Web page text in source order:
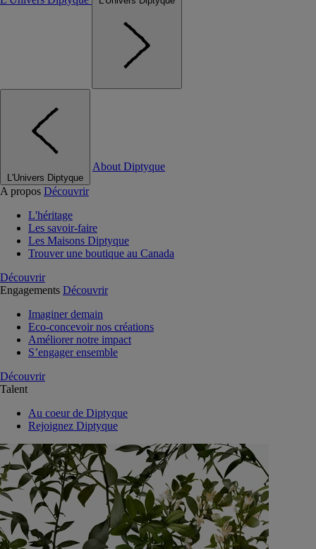
L'Univers Diptyque
About Diptyque
A propos Découvrir
L'héritage
Les savoir-faire
Les Maisons Diptyque
Trouver une boutique au Canada
Découvrir
Engagements Découvrir
Imaginer demain
Eco-concevoir nos créations
Améliorer notre impact
S’engager ensemble
Découvrir
Talent
Au coeur de Diptyque
Rejoignez Diptyque